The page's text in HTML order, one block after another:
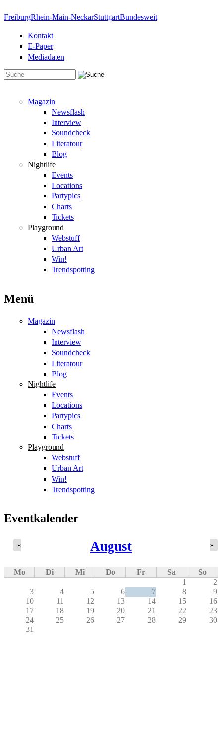
FreiburgRhein-Main-NeckarStuttgartBundesweit
Kontakt
E-Paper
Mediadaten
Magazin
Newsflash
Interview
Soundcheck
Literatour
Blog
Nightlife
Events
Locations
Partypics
Charts
Tickets
Playground
Webstuff
Urban Art
Win!
Trendspotting
Menü
Magazin
Newsflash
Interview
Soundcheck
Literatour
Blog
Nightlife
Events
Locations
Partypics
Charts
Tickets
Playground
Webstuff
Urban Art
Win!
Trendspotting
Eventkalender
August
« »
Mo Di Mi Do Fr Sa
So
1
2
3
4 5 6 7 8
9
10
11 12 13 14 15
16
17
18 19 20 21 22
23
24
25 26 27 28 29
30
31